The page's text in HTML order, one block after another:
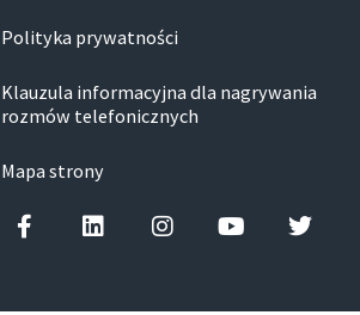
Polityka prywatności
Klauzula informacyjna dla nagrywania
rozmów telefonicznych
Mapa strony
Facebook-fLinkedinInstagramYoutubeTwitter